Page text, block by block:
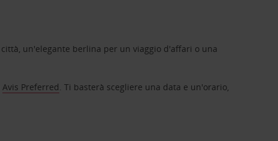
un'elegante berlina per un viaggio d'affari o una
Avis Preferred. Ti basterà scegliere una data e un'orario,